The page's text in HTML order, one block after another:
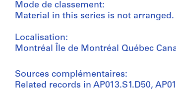
Mode de classement:
Material in this series is not arranged.
Localisation:
Montréal Île de Montréal Québec
Sources complémentaires:
Related records in AP013.S1.D50,